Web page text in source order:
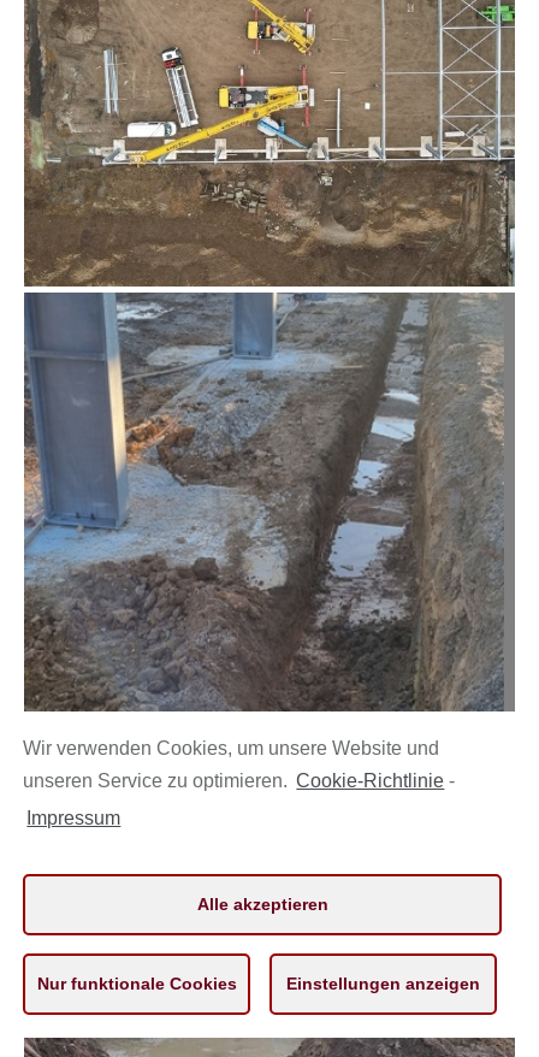
Wir verwenden Cookies, um unsere Website und
unseren Service zu optimieren. Cookie-Richtlinie -
Impressum
Alle akzeptieren
Nur funktionale Cookies Einstellungen anzeigen